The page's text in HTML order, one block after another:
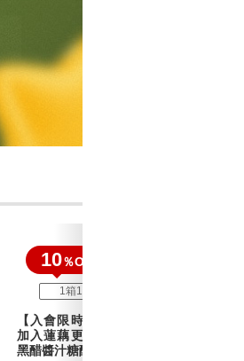
10％OFF
1箱1商品
【入會限時優惠】
加入蓮藕更有咬口
黑醋醬汁糖醋肉丸